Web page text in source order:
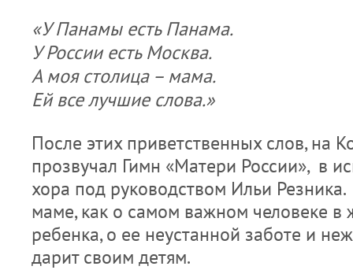
«У Панамы есть Панама.
У России есть Москва.
А моя столица – мама.
Ей все лучшие слова.»
После этих приветственных слов, на
прозвучал Гимн «Матери России», в
хора под руководством Ильи
маме, как о самом важном человеке в
ребенка, о ее неустанной заботе и
дарит своим детям.